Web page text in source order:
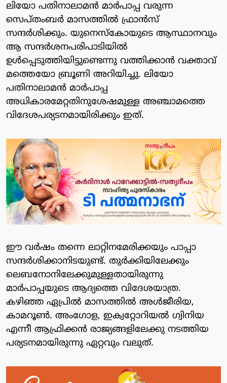
ലിയോ പതിനാലാമന്‍ മാര്‍പാപ്പ വരുന്ന
സെപ്തംബര്‍ മാസത്തില്‍ ഫ്രാന്‍സ്
സന്ദര്‍ശിക്കും. യുനെസ്‌കോയുടെ ആസ്ഥാനവും
ആ സന്ദര്‍ശനപരിപാടിയില്‍
ഉള്‍പ്പെടുത്തിയിട്ടുണ്ടെന്നു വത്തിക്കാന്‍ വക്താവ്
മത്തെയോ ബ്രൂണി അറിയിച്ചു. ലിയോ
പതിനാലാമന്‍ മാര്‍പാപ്പ
അധികാരമേറ്റതിനുശേഷമുള്ള അഞ്ചാമത്തെ
വിദേശപര്യടനമായിരിക്കും ഇത്.
ഈ വര്‍ഷം തന്നെ ലാറ്റിനമേരിക്കയും പാപ്പാ
സന്ദര്‍ശിക്കാനിടയുണ്ട്. തുര്‍ക്കിയിലേക്കും
ലെബനോനിലേക്കുമുള്ളതായിരുന്നു
മാര്‍പാപ്പയുടെ ആദ്യത്തെ വിദേശയാത്ര.
കഴിഞ്ഞ ഏപ്രില്‍ മാസത്തില്‍ അള്‍ജീരിയ,
കാമറൂണ്‍. അംഗോള, ഇക്വറ്റോറിയല്‍ ഗ്വിനിയ
എന്നീ ആഫ്രിക്കന്‍ രാജ്യങ്ങളിലേക്കു നടത്തിയ
പര്യടനമായിരുന്നു ഏറ്റവും വലുത്.